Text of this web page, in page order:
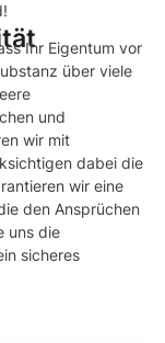
Ihr Eigentum vor
über viele
und
wir mit
dabei die
wir eine
den Ansprüchen
uns die
sicheres